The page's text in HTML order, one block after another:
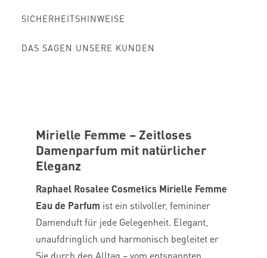
SICHERHEITSHINWEISE
DAS SAGEN UNSERE KUNDEN
Mirielle Femme – Zeitloses
Damenparfum mit natürlicher
Eleganz
Raphael Rosalee Cosmetics Mirielle Femme
Eau de Parfum ist ein stilvoller, femininer
Damenduft für jede Gelegenheit. Elegant,
unaufdringlich und harmonisch begleitet er
Sie durch den Alltag – vom entspannten